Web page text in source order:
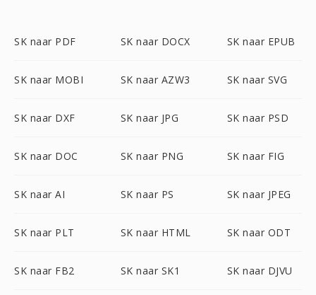
SK naar PDF SK naar DOCX SK naar EPUB
SK naar MOBI SK naar AZW3 SK naar SVG
SK naar DXF SK naar JPG SK naar PSD
SK naar DOC SK naar PNG SK naar FIG
SK naar AI SK naar PS SK naar JPEG
SK naar PLT SK naar HTML SK naar ODT
SK naar FB2 SK naar SK1 SK naar DJVU